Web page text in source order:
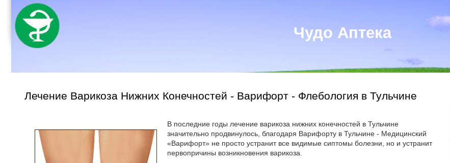
Чудо Аптека
Лечение Варикоза Нижних Конечностей - Варифорт - Флебология в Тульчине
В последние годы лечение варикоза нижних конечностей в Тульчине
значительно продвинулось, благодаря Варифорту в Тульчине - Медицинский
«Варифорт» не просто устранит все видимые сиптомы болезни, но и устранит
первопричины возникновения варикоза.